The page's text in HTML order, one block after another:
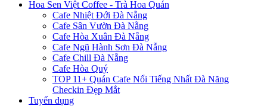
Hoa Sen Việt Coffee - Trà Hoa Quán
Cafe Nhiệt Đới Đà Nẵng
Cafe Sân Vườn Đà Nẵng
Cafe Hòa Xuân Đà Nẵng
Cafe Ngũ Hành Sơn Đà Nẵng
Cafe Chill Đà Nẵng
Cafe Hòa Quý
TOP 11+ Quán Cafe Nổi Tiếng Nhất Đà Năng
Checkin Đẹp Mắt
Tuyển dụng